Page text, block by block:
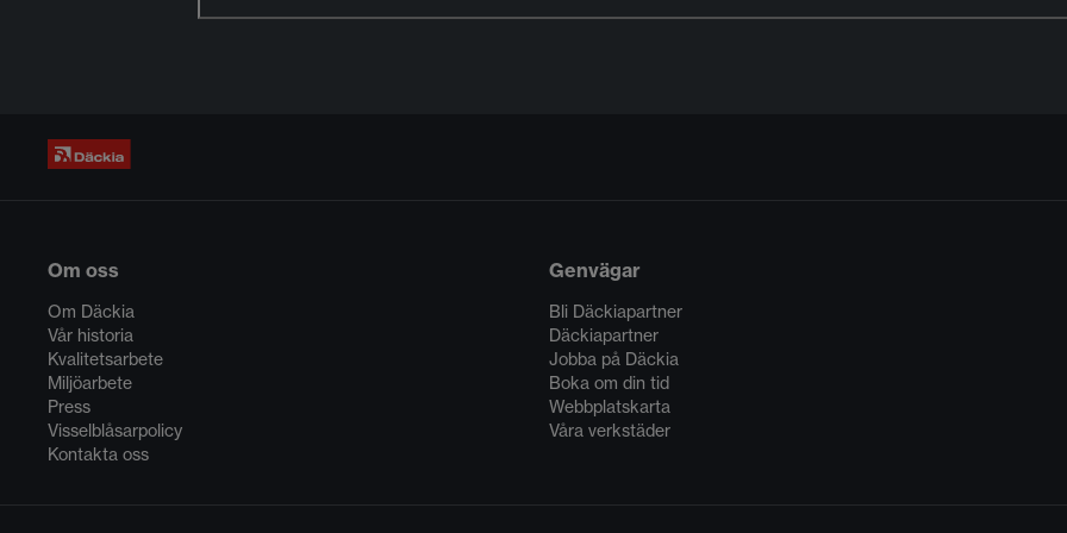
Om oss
Om Däckia
Vår historia
Kvalitetsarbete
Miljöarbete
Press
Visselblåsarpolicy
Kontakta oss
Genvägar
Bli Däckiapartner
Däckiapartner
Jobba på Däckia
Boka om din tid
Webbplatskarta
Våra verkstäder